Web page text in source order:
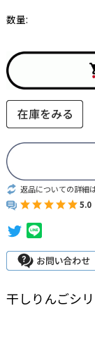
数量:
返品についての詳細
5.0
干しりんごシ